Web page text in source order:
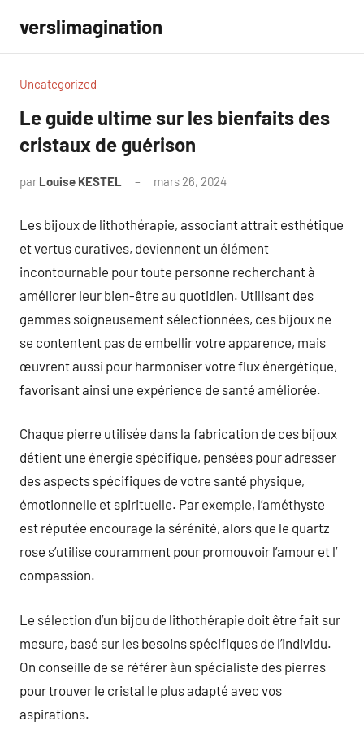
contenu
verslimagination
Uncategorized
Le guide ultime sur les bienfaits des
cristaux de guérison
par Louise KESTEL mars 26, 2024
Les bijoux de lithothérapie, associant attrait esthétique
et vertus curatives, deviennent un élément
incontournable pour toute personne recherchant à
améliorer leur bien-être au quotidien. Utilisant des
gemmes soigneusement sélectionnées, ces bijoux ne
se contentent pas de embellir votre apparence, mais
œuvrent aussi pour harmoniser votre flux énergétique,
favorisant ainsi une expérience de santé améliorée.
Chaque pierre utilisée dans la fabrication de ces bijoux
détient une énergie spécifique, pensées pour adresser
des aspects spécifiques de votre santé physique,
émotionnelle et spirituelle. Par exemple, l’améthyste
est réputée encourage la sérénité, alors que le quartz
rose s’utilise couramment pour promouvoir l’amour et l’
compassion.
Le sélection d’un bijou de lithothérapie doit être fait sur
mesure, basé sur les besoins spécifiques de l’individu.
On conseille de se référer àun spécialiste des pierres
pour trouver le cristal le plus adapté avec vos
aspirations.